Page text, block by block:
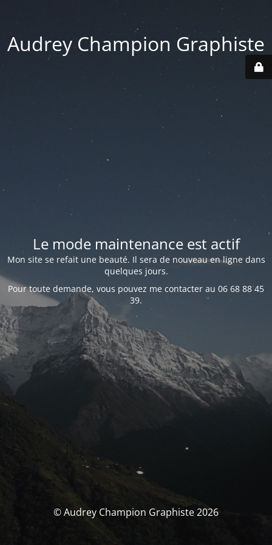
Audrey Champion Graphiste
Le mode maintenance est actif
Mon site se refait une beauté. Il sera de nouveau en ligne dans
quelques jours.
Pour toute demande, vous pouvez me contacter au 06 68 88 45
39.
© Audrey Champion Graphiste 2026